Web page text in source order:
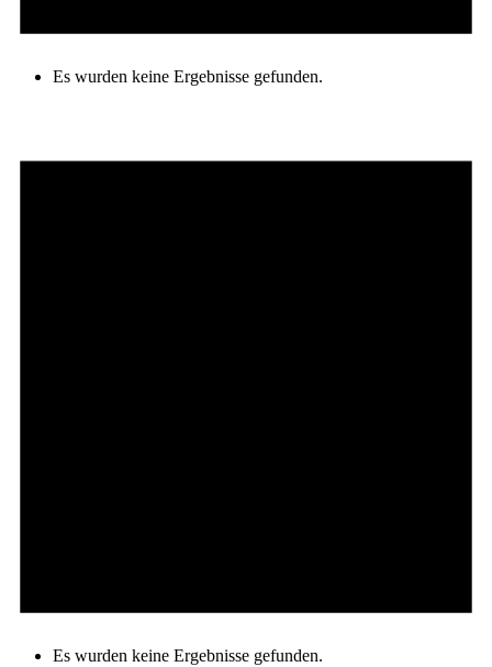
Es wurden keine Ergebnisse gefunden.
Es wurden keine Ergebnisse gefunden.